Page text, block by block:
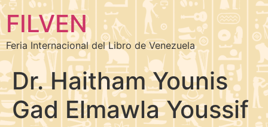
FILVEN
Feria Internacional del Libro de Venezuela
Dr. Haitham Younis
Gad Elmawla Youssif